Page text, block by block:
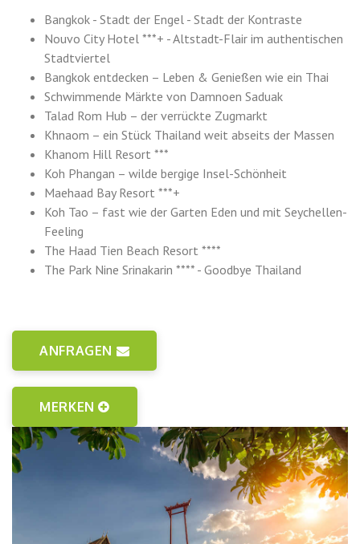
Bangkok - Stadt der Engel - Stadt der Kontraste
Nouvo City Hotel ***+ - Altstadt-Flair im authentischen
Stadtviertel
Bangkok entdecken – Leben & Genießen wie ein Thai
Schwimmende Märkte von Damnoen Saduak
Talad Rom Hub – der verrückte Zugmarkt
Khnaom – ein Stück Thailand weit abseits der Massen
Khanom Hill Resort ***
Koh Phangan – wilde bergige Insel-Schönheit
Maehaad Bay Resort ***+
Koh Tao – fast wie der Garten Eden und mit Seychellen-
Feeling
The Haad Tien Beach Resort ****
The Park Nine Srinakarin **** - Goodbye Thailand
ANFRAGEN
MERKEN